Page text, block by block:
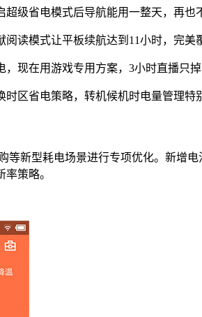
超级省电模式后导航能用一整天，再也
阅读模式让平板续航达到11小时，完美
，现在用游戏专用方案，3小时直播只
时区省电策略，转机候机时电量管理特
等新型耗电场景进行专项优化。新增
策略。